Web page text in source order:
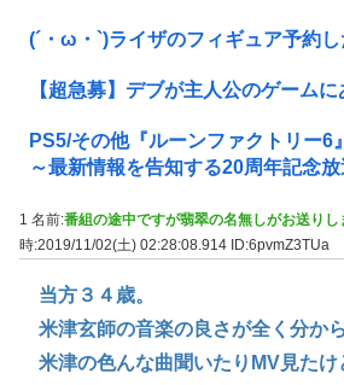
(´・ω・`)ライザのフィギュア予約し
【超急募】デブが主人公のゲーム
PS5/その他『ルーンファクトリー6
～最新情報を告知する20周年記念
1 名前:番組の途中ですが翡翠の名無しがお送りし
時:2019/11/02(土) 02:28:08.914 ID:6pvmZ3TUa
当方３４歳。
米津玄師の音楽の良さが全く分から
米津の色んな曲聞いたりMV見た